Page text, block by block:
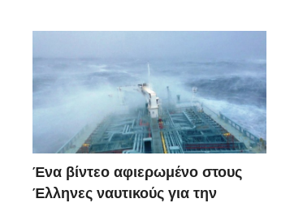
Ένα βίντεο αφιερωμένο στους
Έλληνες ναυτικούς για την